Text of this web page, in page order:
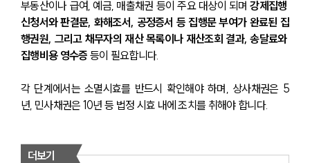
채권추심전문변호사
소식/자료
언론보도
공지사항
뉴스레터/브로슈어
부동산이나 급여, 예금, 매출채권 등이 주요 대상이 되며 강제집행
신청서와 판결문, 화해조서, 공정증서 등 집행문 부여가 완료된 집
행권원, 그리고 채무자의 재산 목록이나 재산조회 결과, 송달료와
집행비용 영수증 등이 필요합니다.
각 단계에서는 소멸시효를 반드시 확인해야 하며, 상사채권은 5
년, 민사채권은 10년 등 법정 시효 내에 조치를 취해야 합니다.
더보기